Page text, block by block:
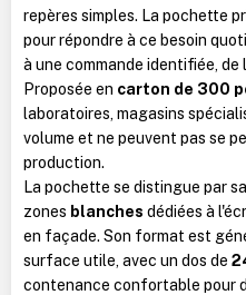
repères simples. La pochette
pour répondre à ce besoin
à une commande identifiée, de
Proposée en carton de 300
laboratoires, magasins
volume et ne peuvent pas se
production.
La pochette se distingue par
zones blanches dédiées à
en façade. Son format est
surface utile, avec un dos de
contenance confortable pour